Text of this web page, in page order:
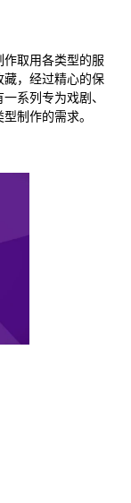
取用各类型的服
，经过精心的保
系列专为戏剧、
制作的需求。